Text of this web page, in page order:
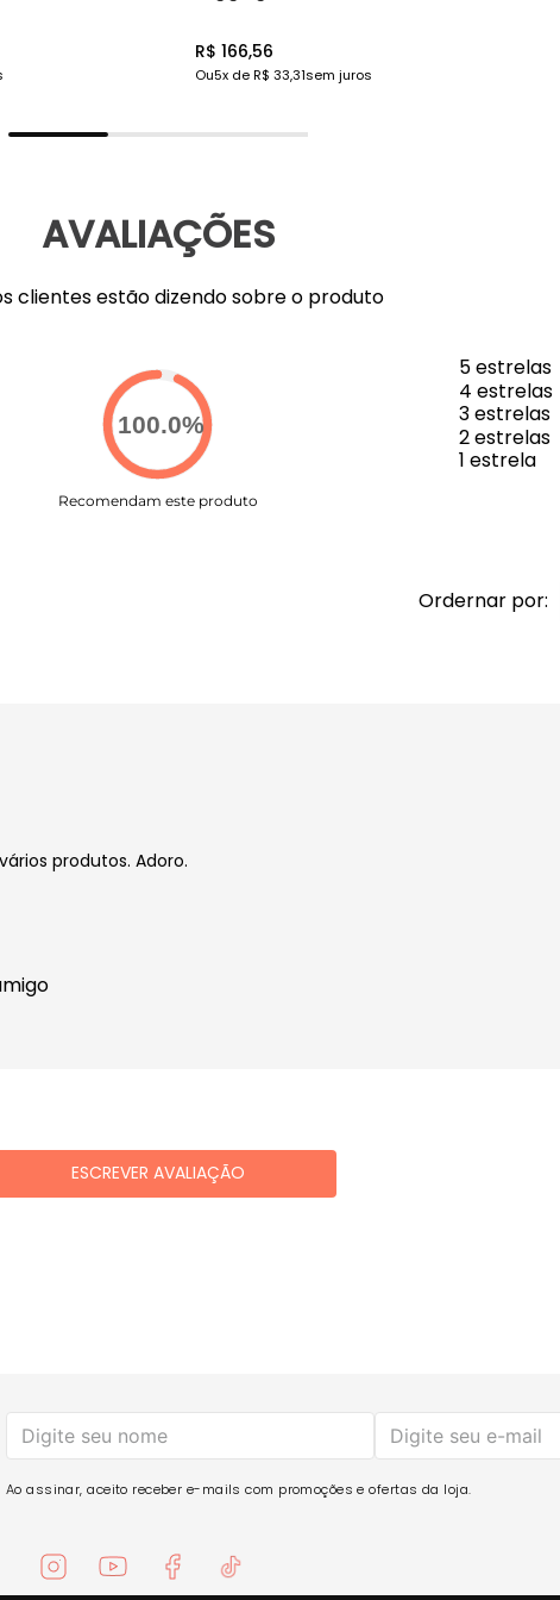
R$ 166,56
Ou5x deR$ 33,31sem juros
AVALIAÇÕES
clientes estão dizendo sobre o produto
100.0%
Recomendam este produto
5estrelas
4estrelas
3estrelas
2estrelas
1estrela
Ordernar por:
produtos. Adoro.
ESCREVER AVALIAÇÃO
Ao assinar, aceito receber e-mails com promoções e ofertas da loja.